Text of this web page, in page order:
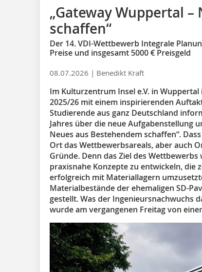
„Gateway Wuppertal
schaffen“
Der 14. VDI-Wettbewerb Integrale
Preise und insgesamt 5000 € Preisgeld
08.07.2026 | Benedikt Kraft
Im Kulturzentrum Insel e.V. in
2025/26 mit einem inspirierenden
Studierende aus ganz Deutschland
Jahres über die neue Aufgabenstellung
Neues aus Bestehendem schaffen“.
Ort das Wettbewerbsareals, aber auch
Gründe. Denn das Ziel des
praxisnahe Konzepte zu entwickeln, die
erfolgreich mit Materiallagern
Materialbestände der ehemaligen SD-
gestellt. Was der Ingenieursnachwuchs
wurde am vergangenen Freitag von